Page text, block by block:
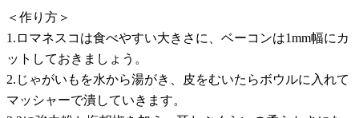
＜作り方＞
1.ロマネスコは食べやすい大きさに、ベーコンは1mm幅にカ
ットしておきましょう。
2.じゃがいもを水から湯がき、皮をむいたらボウルに入れて
マッシャーで潰していきます。